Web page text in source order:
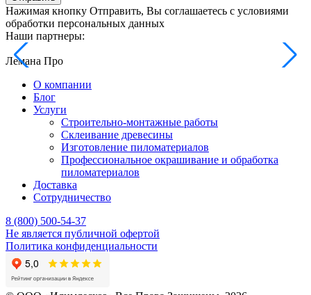
Нажимая кнопку Отправить, Вы соглашаетесь с условиями
обработки персональных данных
Наши партнеры:
Лемана Про
О компании
Блог
Услуги
Строительно-монтажные работы
Склеивание древесины
Изготовление пиломатериалов
Профессиональное окрашивание и обработка
пиломатериалов
Доставка
Сотрудничество
8 (800) 500-54-37
Не является публичной офертой
Политика конфиденциальности